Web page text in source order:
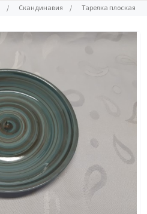
/ Скандинавия / Тарелка плоская